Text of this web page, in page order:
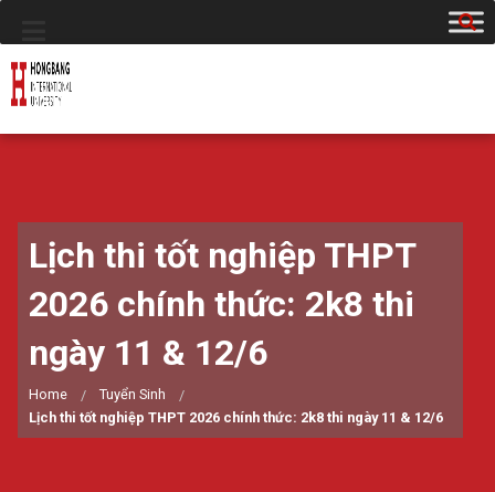
Lịch thi tốt nghiệp THPT
2026 chính thức: 2k8 thi
ngày 11 & 12/6
Home
Tuyển Sinh
Lịch thi tốt nghiệp THPT 2026 chính thức: 2k8 thi ngày 11 & 12/6